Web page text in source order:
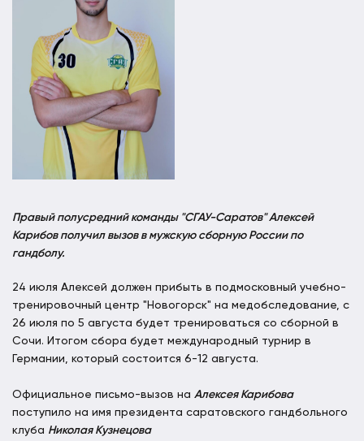
Правый полусредний команды "СГАУ-Саратов" Алексей
Карибов получил вызов в мужскую сборную России по
гандболу.
24 июля Алексей должен прибыть в подмосковный учебно-
тренировочный центр "Новогорск" на медобследование, с
26 июля по 5 августа будет тренироваться со сборной в
Сочи. Итогом сбора будет международный турнир в
Германии, который состоится 6-12 августа.
Официальное письмо-вызов на Алексея Карибова
поступило на имя президента саратовского гандбольного
клуба Николая Кузнецова